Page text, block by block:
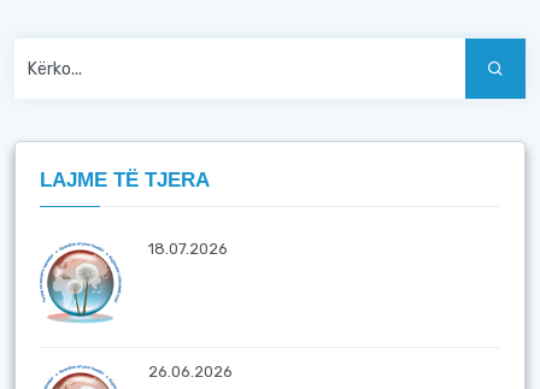
LAJME TË TJERA
18.07.2026
26.06.2026